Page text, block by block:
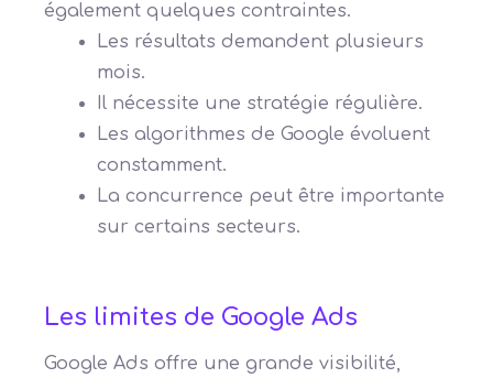
également quelques contraintes.
Les résultats demandent plusieurs
mois.
Il nécessite une stratégie régulière.
Les algorithmes de Google évoluent
constamment.
La concurrence peut être importante
sur certains secteurs.
Les limites de Google Ads
Google Ads offre une grande visibilité,